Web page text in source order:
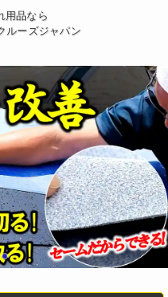
用品なら
ルーズジャパン